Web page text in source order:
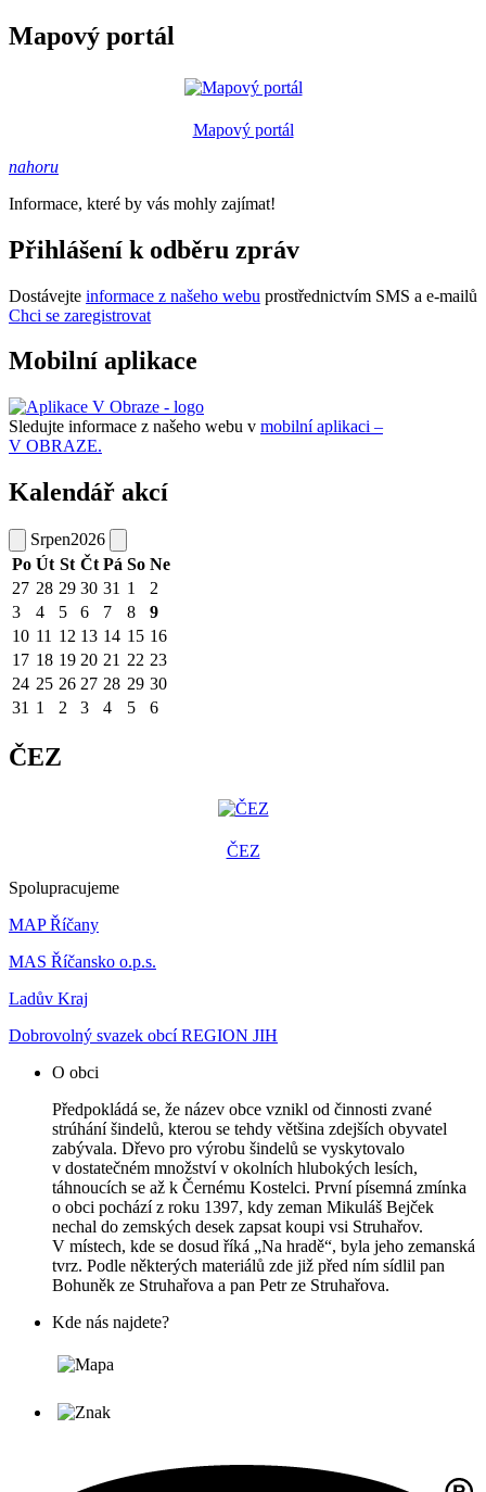
Mapový portál
Mapový portál
nahoru
Informace, které by vás mohly zajímat!
Přihlášení k odběru zpráv
Dostávejte informace z našeho webu prostřednictvím SMS a e-mailů
Chci se zaregistrovat
Mobilní aplikace
Sledujte informace z našeho webu v mobilní aplikaci –
V OBRAZE.
Kalendář akcí
Srpen2026
Po Út St Čt Pá So Ne
27 28 29 30 31 1
2
3
4 5 6 7 8
9
10 11 12 13 14 15 16
17 18 19 20 21 22 23
24 25 26 27 28 29 30
31 1 2 3 4 5 6
ČEZ
ČEZ
Spolupracujeme
MAP Říčany
MAS Říčansko o.p.s.
Ladův Kraj
Dobrovolný svazek obcí REGION JIH
O obci
Předpokládá se, že název obce vznikl od činnosti zvané
strúhání šindelů, kterou se tehdy většina zdejších obyvatel
zabývala. Dřevo pro výrobu šindelů se vyskytovalo
v dostatečném množství v okolních hlubokých lesích,
táhnoucích se až k Černému Kostelci. První písemná zmínka
o obci pochází z roku 1397, kdy zeman Mikuláš Bejček
nechal do zemských desek zapsat koupi vsi Struhařov.
V místech, kde se dosud říká „Na hradě“, byla jeho zemanská
tvrz. Podle některých materiálů zde již před ním sídlil pan
Bohuněk ze Struhařova a pan Petr ze Struhařova.
Kde nás najdete?